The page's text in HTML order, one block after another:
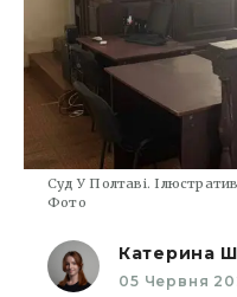
Суд У Полтаві.
Фото
Катерина
05 Червня